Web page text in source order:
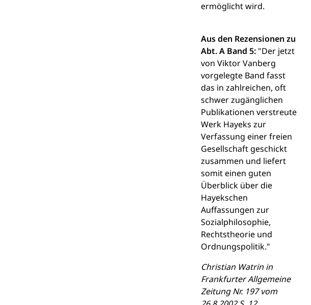
ermöglicht wird.
Aus den Rezensionen zu
Abt. A Band 5:"Der jetzt
von Viktor Vanberg
vorgelegte Band fasst
das in zahlreichen, oft
schwer zugänglichen
Publikationen verstreute
Werk Hayeks zur
Verfassung einer freien
Gesellschaft geschickt
zusammen und liefert
somit einen guten
Überblick über die
Hayekschen
Auffassungen zur
Sozialphilosophie,
Rechtstheorie und
Ordnungspolitik."
Christian Watrin in
Frankfurter Allgemeine
Zeitung Nr. 197 vom